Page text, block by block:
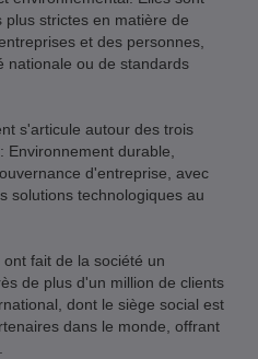
strictes en matière de
et des personnes,
nationale ou de standards
s'articule autour des trois
Environnement durable,
d'entreprise, avec
solutions technologiques au
fait de la société un
de plus d'un million de clients
dont le siège social est
dans le monde, offrant